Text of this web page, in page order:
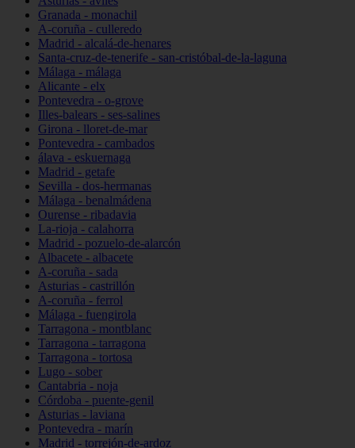
Granada - monachil
A-coruña - culleredo
Madrid - alcalá-de-henares
Santa-cruz-de-tenerife - san-cristóbal-de-la-laguna
Málaga - málaga
Alicante - elx
Pontevedra - o-grove
Illes-balears - ses-salines
Girona - lloret-de-mar
Pontevedra - cambados
álava - eskuernaga
Madrid - getafe
Sevilla - dos-hermanas
Málaga - benalmádena
Ourense - ribadavia
La-rioja - calahorra
Madrid - pozuelo-de-alarcón
Albacete - albacete
A-coruña - sada
Asturias - castrillón
A-coruña - ferrol
Málaga - fuengirola
Tarragona - montblanc
Tarragona - tarragona
Tarragona - tortosa
Lugo - sober
Cantabria - noja
Córdoba - puente-genil
Asturias - laviana
Pontevedra - marín
Madrid - torrejón-de-ardoz